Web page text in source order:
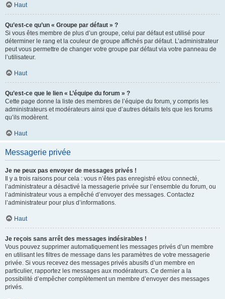
Haut
Qu’est-ce qu’un « Groupe par défaut » ?
Si vous êtes membre de plus d’un groupe, celui par défaut est utilisé pour
déterminer le rang et la couleur de groupe affichés par défaut. L’administrateur
peut vous permettre de changer votre groupe par défaut via votre panneau de
l’utilisateur.
Haut
Qu’est-ce que le lien « L’équipe du forum » ?
Cette page donne la liste des membres de l’équipe du forum, y compris les
administrateurs et modérateurs ainsi que d’autres détails tels que les forums
qu’ils modèrent.
Haut
Messagerie privée
Je ne peux pas envoyer de messages privés !
Il y a trois raisons pour cela : vous n’êtes pas enregistré et/ou connecté,
l’administrateur a désactivé la messagerie privée sur l’ensemble du forum, ou
l’administrateur vous a empêché d’envoyer des messages. Contactez
l’administrateur pour plus d’informations.
Haut
Je reçois sans arrêt des messages indésirables !
Vous pouvez supprimer automatiquement les messages privés d’un membre
en utilisant les filtres de message dans les paramètres de votre messagerie
privée. Si vous recevez des messages privés abusifs d’un membre en
particulier, rapportez les messages aux modérateurs. Ce dernier a la
possibilité d’empêcher complètement un membre d’envoyer des messages
privés.